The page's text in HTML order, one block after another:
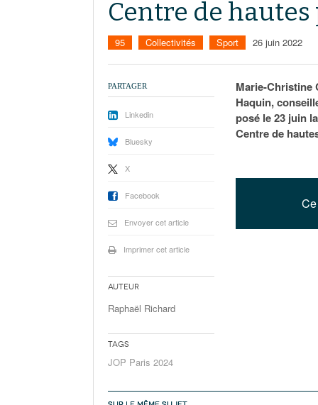
Services
Centre de
95 Collectivités Sport 26 juin 2022
Marie-Christine
Haquin,
posé le 23 juin
Centre de
PARTAGER
Linkedin
Bluesky
X
Facebook
Envoyer cet article
Imprimer cet article
Auteur
Raphaël Richard
Tags
JOP Paris 2024